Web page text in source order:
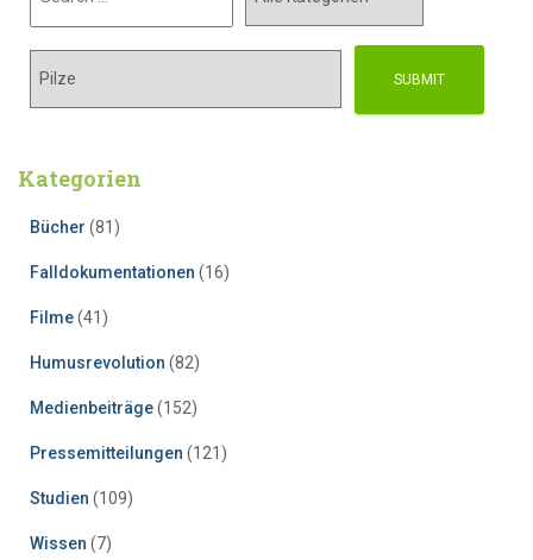
Kategorien
Bücher (81)
Falldokumentationen (16)
Filme(41)
Humusrevolution (82)
Medienbeiträge(152)
Pressemitteilungen (121)
Studien (109)
Wissen (7)